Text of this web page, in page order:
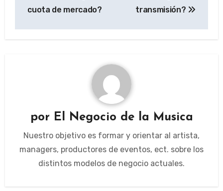
entradas
cuota de mercado?
transmisión?
por El Negocio de la Musica
Nuestro objetivo es formar y orientar al artista,
managers, productores de eventos, ect. sobre los
distintos modelos de negocio actuales.